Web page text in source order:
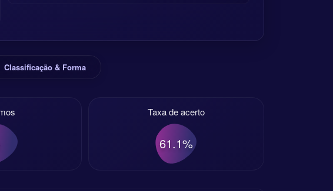
Classificação & Forma
Taxa de acerto
61.1%